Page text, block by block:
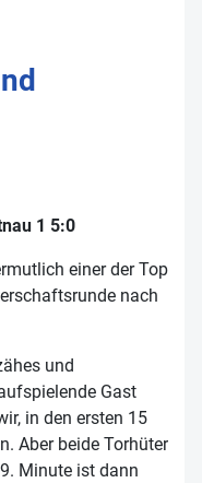
1 5:0
einer der Top
nach
und
Gast
in den ersten 15
Aber beide Torhüter
Minute ist dann